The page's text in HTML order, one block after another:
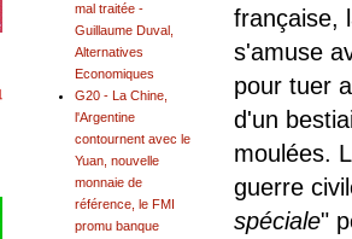
française,
s'amuse
pour tuer
d'un
moulées.
guerre
spéciale"
mal traitée -
Guillaume Duval,
Alternatives
Economiques
G20 - La Chine,
l'Argentine
contournent avec le
Yuan, nouvelle
monnaie de
référence, le FMI
promu banque